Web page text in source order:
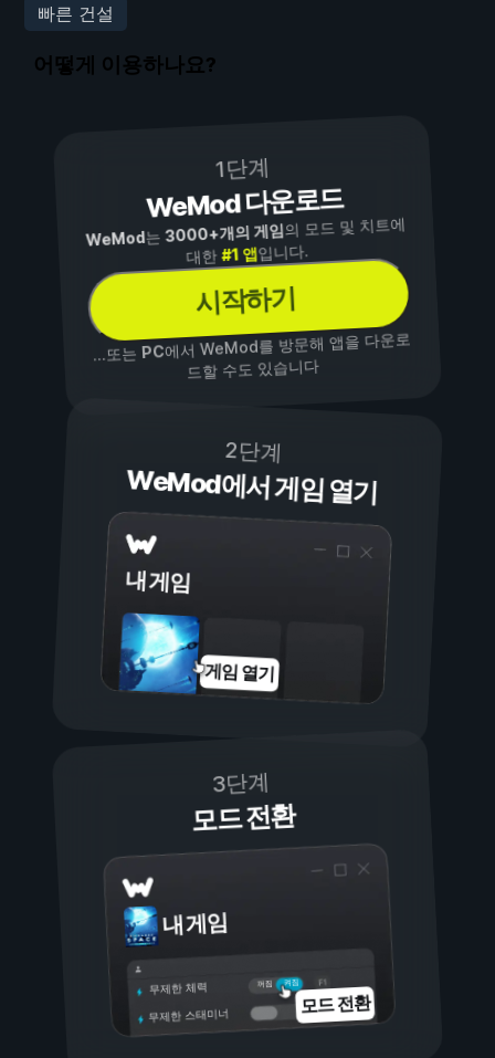
빠른 건설
어떻게 이용하나요?
1단계
WeMod 다운로드
WeMod는3000+개의 게임의 모드 및 치트에
대한#1 앱입니다.
시작하기
...또는PC에서 WeMod를 방문해 앱을 다운로
드할 수도 있습니다
2단계
WeMod에서 게임 열기
내 게임
게임 열기
3단계
모드 전환
내 게임
켜짐
꺼짐
무제한 체력
무제한 스태미너 모드 전환